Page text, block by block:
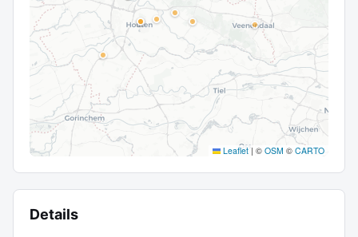
Leaflet | © OSM © CARTO
Details